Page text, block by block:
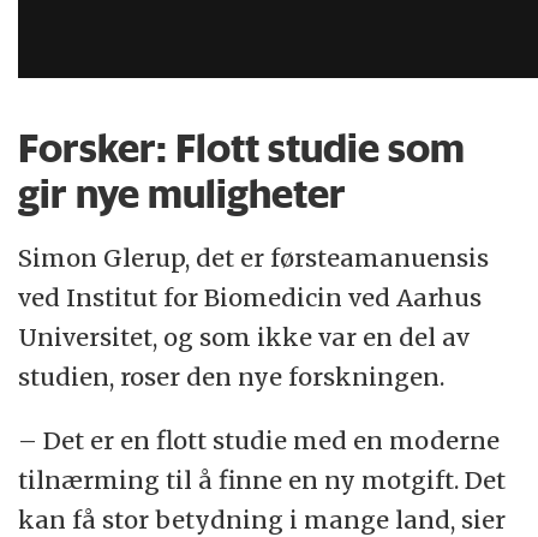
Forsker: Flott studie som
gir nye muligheter
Simon Glerup, det er førsteamanuensis
ved Institut for Biomedicin ved Aarhus
Universitet, og som ikke var en del av
studien, roser den nye forskningen.
– Det er en flott studie med en moderne
tilnærming til å finne en ny motgift. Det
kan få stor betydning i mange land, sier